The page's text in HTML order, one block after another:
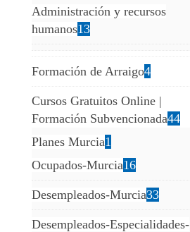
Administración y recursos
humanos13
Formación de Arraigo4
Cursos Gratuitos Online |
Formación Subvencionada44
Planes Murcia1
Ocupados-Murcia16
Desempleados-Murcia33
Desempleados-Especialidades-